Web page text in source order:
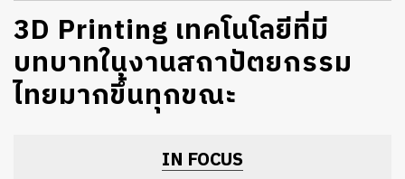
3D Printing เทคโนโลยีที่มี
บทบาทในงานสถาปัตยกรรม
ไทยมากขึ้นทุกขณะ
IN FOCUS